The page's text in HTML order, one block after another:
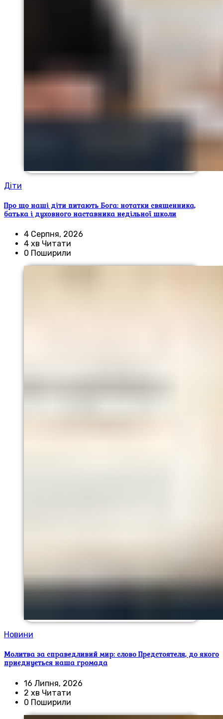
Діти
Про що наші діти питають Бога: нотатки священника,
батька і духовного наставника недільної школи
4 Серпня, 2026
4 хв Читати
0 Поширили
Новини
Молитва за справедливий мир: слово Предстоятеля, до якого
приєднується наша громада
16 Липня, 2026
2 хв Читати
0 Поширили